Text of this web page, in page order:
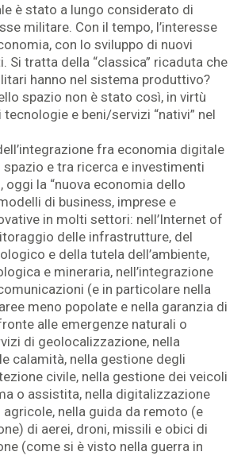
è stato a lungo considerato di
militare. Con il tempo, l’interesse
con lo sviluppo di nuovi
Si tratta della “classica” ricaduta che
hanno nel sistema produttivo?
spazio non è stato così, in virtù
e beni/servizi “nativi” nel
fra economia digitale
e tra ricerca e investimenti
oggi la “nuova economia dello
di business, imprese e
in molti settori: nell’Internet of
delle infrastrutture, del
e della tutela dell’ambiente,
e mineraria, nell’integrazione
(e in particolare nella
meno popolate e nella garanzia di
alle emergenze naturali o
di geolocalizzazione, nella
calamità, nella gestione degli
civile, nella gestione dei veicoli
o assistita, nella digitalizzazione
nella guida da remoto (e
di aerei, droni, missili e obici di
(come si è visto nella guerra in